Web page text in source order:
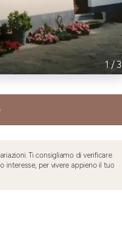
1 /3
Ti consigliamo di verificare
per vivere appieno il tuo